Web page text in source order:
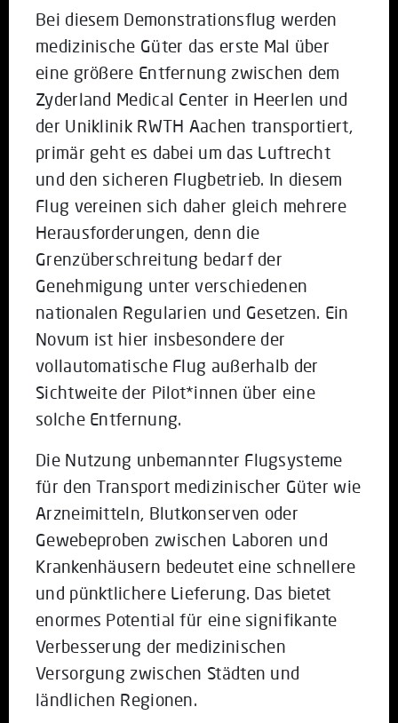
Bei diesem Demonstrationsflug werden
medizinische Güter das erste Mal über
eine größere Entfernung zwischen dem
Zyderland Medical Center in Heerlen und
der Uniklinik RWTH Aachen transportiert,
primär geht es dabei um das Luftrecht
und den sicheren Flugbetrieb. In diesem
Flug vereinen sich daher gleich mehrere
Herausforderungen, denn die
Grenzüberschreitung bedarf der
Genehmigung unter verschiedenen
nationalen Regularien und Gesetzen. Ein
Novum ist hier insbesondere der
vollautomatische Flug außerhalb der
Sichtweite der Pilot*innen über eine
solche Entfernung.
Die Nutzung unbemannter Flugsysteme
für den Transport medizinischer Güter wie
Arzneimitteln, Blutkonserven oder
Gewebeproben zwischen Laboren und
Krankenhäusern bedeutet eine schnellere
und pünktlichere Lieferung. Das bietet
enormes Potential für eine signifikante
Verbesserung der medizinischen
Versorgung zwischen Städten und
ländlichen Regionen.